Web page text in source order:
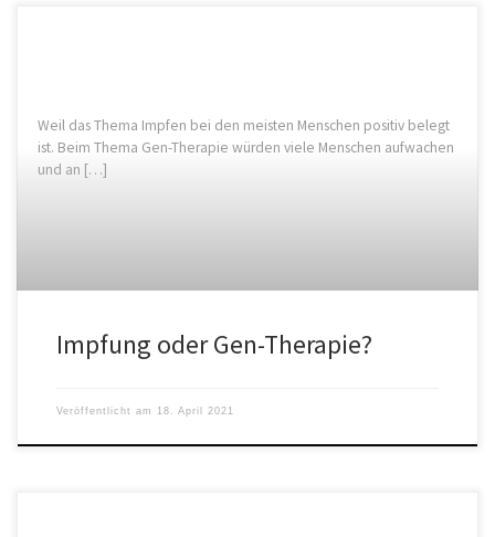
Weil das Thema Impfen bei den meisten Menschen positiv belegt
ist. Beim Thema Gen-Therapie würden viele Menschen aufwachen
und an […]
Impfung oder Gen-Therapie?
Veröffentlicht am 18. April 2021